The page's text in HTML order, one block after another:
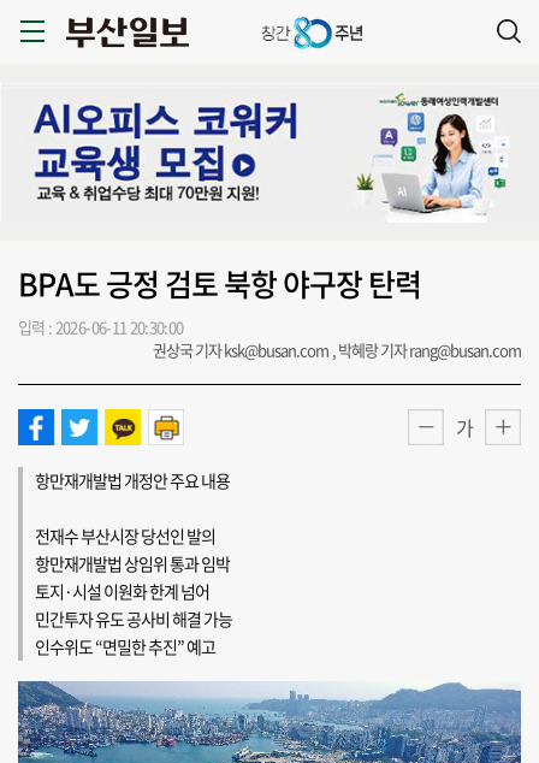
BPA도 긍정 검토 북항 야구장 탄력
입력 : 2026-06-11 20:30:00
권상국 기자 ksk@busan.com , 박혜랑 기자 rang@busan.com
가
항만재개발법 개정안 주요 내용
전재수 부산시장 당선인 발의
항만재개발법 상임위 통과 임박
토지·시설 이원화 한계 넘어
민간투자 유도 공사비 해결 가능
인수위도 “면밀한 추진” 예고